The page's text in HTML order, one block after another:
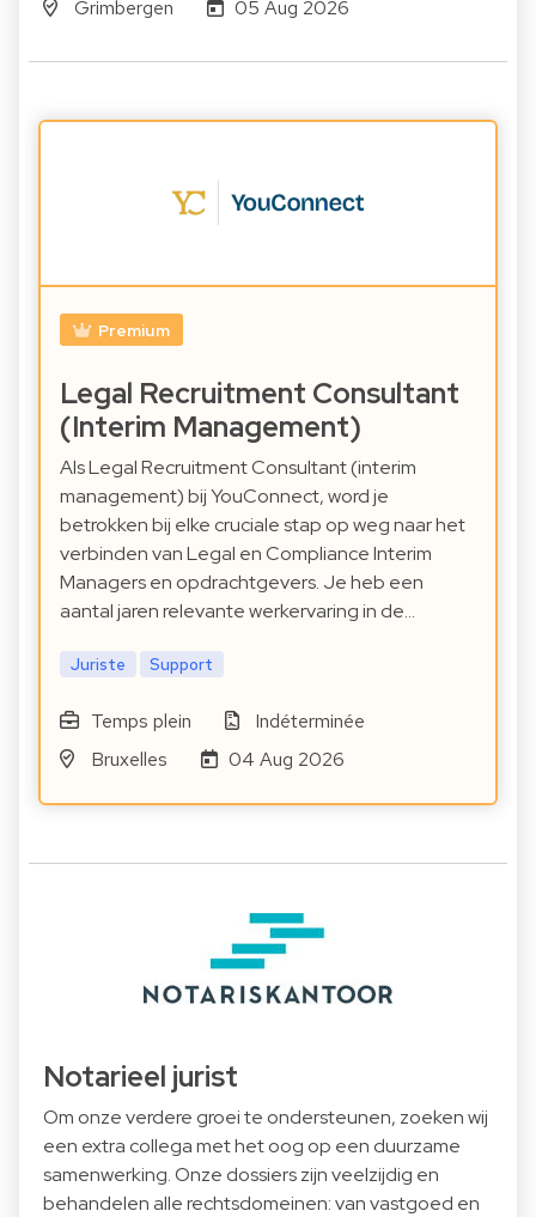
Grimbergen 05 Aug 2026
Premium
Legal Recruitment Consultant
(Interim Management)
Als Legal Recruitment Consultant (interim
management) bij YouConnect, word je
betrokken bij elke cruciale stap op weg naar het
verbinden van Legal en Compliance Interim
Managers en opdrachtgevers. Je heb een
aantal jaren relevante werkervaring in de…
Juriste Support
Temps plein
Indéterminée
Bruxelles
04 Aug 2026
Notarieel jurist
Om onze verdere groei te ondersteunen, zoeken wij
een extra collega met het oog op een duurzame
samenwerking. Onze dossiers zijn veelzijdig en
behandelen alle rechtsdomeinen: van vastgoed en